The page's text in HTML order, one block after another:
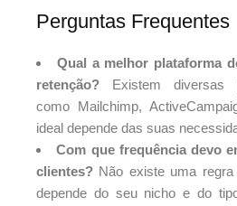
Perguntas Frequentes
Qual a melhor plataforma
retenção? Existem diversas
como Mailchimp,
ideal depende das suas
Com que frequência devo
clientes? Não existe uma regra
depende do seu nicho e do